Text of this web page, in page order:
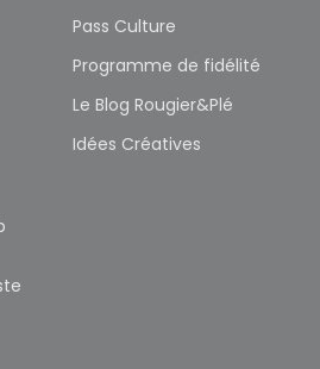
Pass Culture
Programme de fidélité
Le Blog Rougier&Plé
Idées Créatives